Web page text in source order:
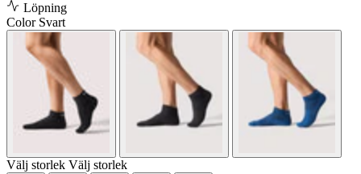
Löpning
Color Svart
Välj storlek Välj storlek